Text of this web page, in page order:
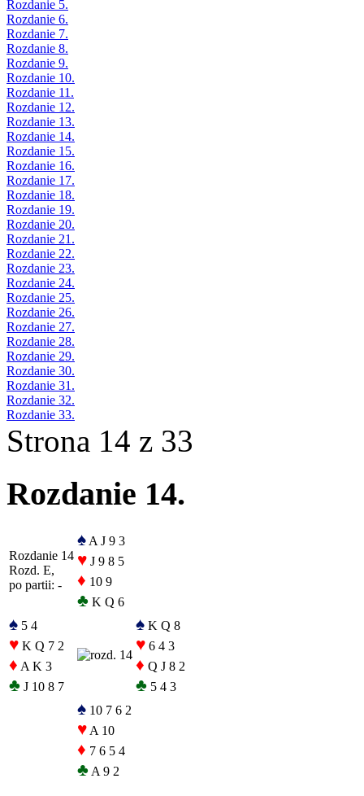
Rozdanie 5.
Rozdanie 6.
Rozdanie 7.
Rozdanie 8.
Rozdanie 9.
Rozdanie 10.
Rozdanie 11.
Rozdanie 12.
Rozdanie 13.
Rozdanie 14.
Rozdanie 15.
Rozdanie 16.
Rozdanie 17.
Rozdanie 18.
Rozdanie 19.
Rozdanie 20.
Rozdanie 21.
Rozdanie 22.
Rozdanie 23.
Rozdanie 24.
Rozdanie 25.
Rozdanie 26.
Rozdanie 27.
Rozdanie 28.
Rozdanie 29.
Rozdanie 30.
Rozdanie 31.
Rozdanie 32.
Rozdanie 33.
Strona 14 z 33
Rozdanie 14.
Rozdanie 14
Rozd. E,
po partii: -
♠ A J 9 3
♥ J 9 8 5
♦ 10 9
♣ K Q 6
♠ 5 4
♥ K Q 7 2
♦ A K 3
♣ J 10 8 7
♠ K Q 8
♥ 6 4 3
♦ Q J 8 2
♣ 5 4 3
♠ 10 7 6 2
♥ A 10
♦ 7 6 5 4
♣ A 9 2